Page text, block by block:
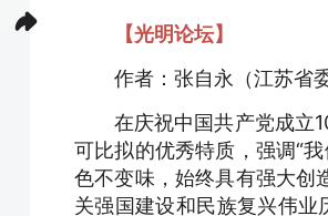
【光明论坛】
作者：张自永（江苏省
在庆祝中国共产党成立
可比拟的优秀特质，强调“
色不变味，始终具有强大创
关强国建设和民族复兴伟